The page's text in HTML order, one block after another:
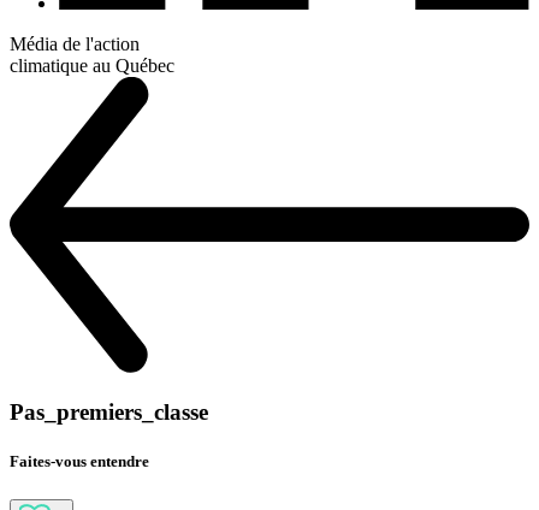
Média de l'action
climatique au Québec
Pas_premiers_classe
Faites-vous entendre